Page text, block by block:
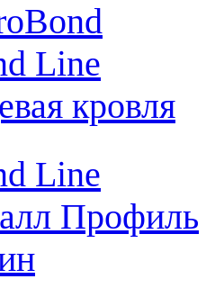
Line
кровля
Line
Профиль